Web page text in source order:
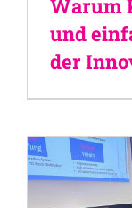
Warum
und
der